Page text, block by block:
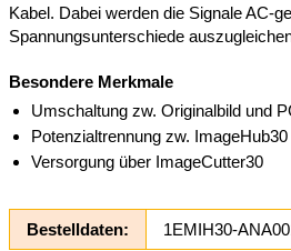
Kabel. Dabei werden die Signale AC-
Spannungsunterschiede
Besondere Merkmale
Umschaltung zw. Originalbild und
Potenzialtrennung zw.
Versorgung über ImageCutter30
Bestelldaten: 1EMIH30-